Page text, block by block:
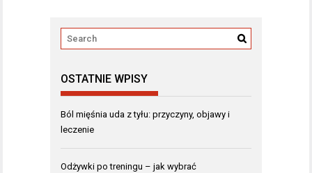
OSTATNIE WPISY
Ból mięśnia uda z tyłu: przyczyny, objawy i
leczenie
Odżywki po treningu – jak wybrać